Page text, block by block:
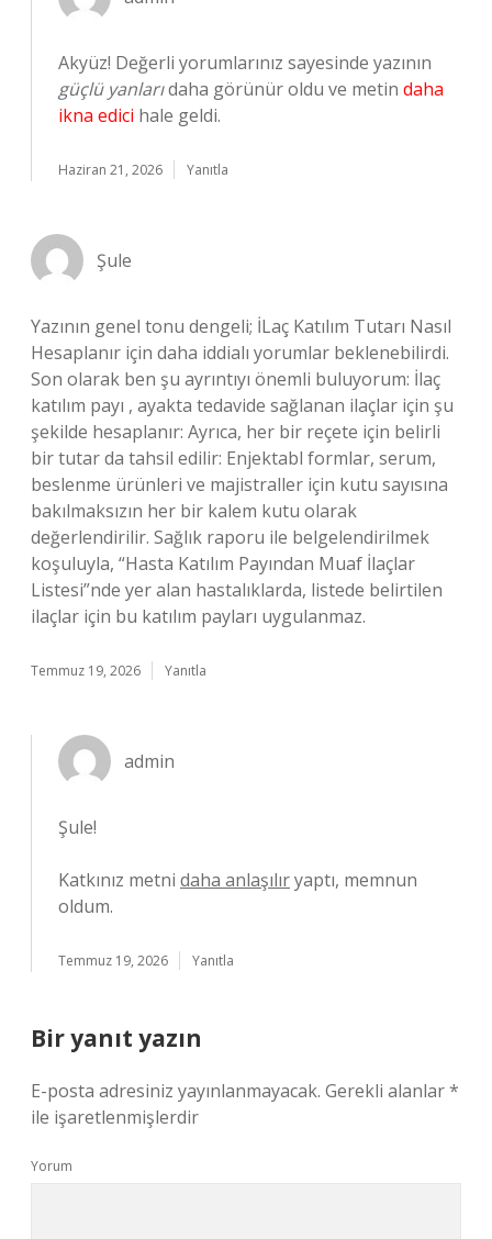
Akyüz! Değerli yorumlarınız sayesinde yazının
güçlü yanlarıdaha görünür oldu ve metin daha
ikna edici hale geldi.
Haziran 21, 2026 Yanıtla
Şule
Yazının genel tonu dengeli; İLaç Katılım Tutarı Nasıl
Hesaplanır için daha iddialı yorumlar beklenebilirdi.
Son olarak ben şu ayrıntıyı önemli buluyorum: İlaç
katılım payı , ayakta tedavide sağlanan ilaçlar için şu
şekilde hesaplanır: Ayrıca, her bir reçete için belirli
bir tutar da tahsil edilir: Enjektabl formlar, serum,
beslenme ürünleri ve majistraller için kutu sayısına
bakılmaksızın her bir kalem kutu olarak
değerlendirilir. Sağlık raporu ile belgelendirilmek
koşuluyla, “Hasta Katılım Payından Muaf İlaçlar
Listesi”nde yer alan hastalıklarda, listede belirtilen
ilaçlar için bu katılım payları uygulanmaz.
Temmuz 19, 2026 Yanıtla
admin
Şule!
Katkınız metni daha anlaşılıryaptı, memnun
oldum.
Temmuz 19, 2026 Yanıtla
Bir yanıt yazın
E-posta adresiniz yayınlanmayacak. Gerekli alanlar*
ile işaretlenmişlerdir
Yorum